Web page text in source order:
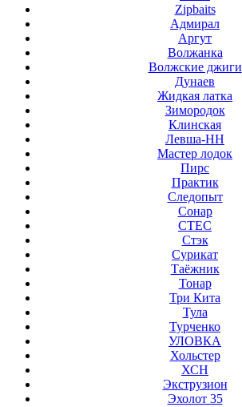
Zipbaits
Адмирал
Аргут
Волжанка
Волжские джиги
Дунаев
Жидкая латка
Зимородок
Клинская
Левша-НН
Мастер лодок
Пирс
Практик
Следопыт
Сонар
СТЕС
Стэк
Сурикат
Таёжник
Тонар
Три Кита
Тула
Турченко
УЛОВКА
Хольстер
ХСН
Экструзион
Эхолот 35